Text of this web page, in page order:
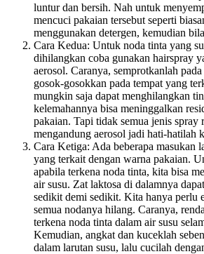
luntur dan bersih. Nah untuk
mencuci pakaian tersebut seperti
menggunakan detergen, kemudian
Cara Kedua: Untuk noda tinta yang
dihilangkan coba gunakan hairspray
aerosol. Caranya, semprotkanlah
gosok-gosokkan pada tempat yang
mungkin saja dapat menghilangkan
kelemahannya bisa meninggalkan
pakaian. Tapi tidak semua jenis spray
mengandung aerosol jadi hati-hatilah
Cara Ketiga: Ada beberapa masukan
yang terkait dengan warna pakaian.
apabila terkena noda tinta, kita bisa
air susu. Zat laktosa di dalamnya
sedikit demi sedikit. Kita hanya perlu
semua nodanya hilang. Caranya,
terkena noda tinta dalam air susu
Kemudian, angkat dan kuceklah
dalam larutan susu, lalu cucilah